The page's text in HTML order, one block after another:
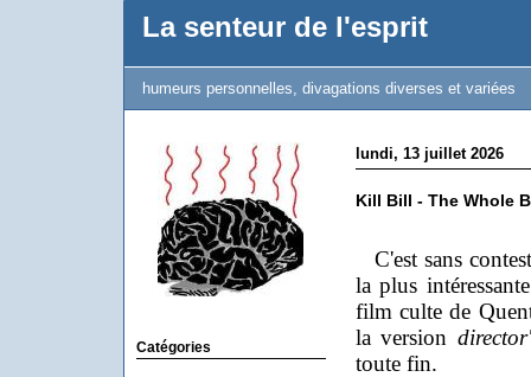
La senteur de l'esprit
humeurs personnelles, divagations diverses et variées
Catégories
lundi, 13 juillet 2026
Kill Bill - The Whole
C'est sans
la plus
film culte de
la version
toute fin.